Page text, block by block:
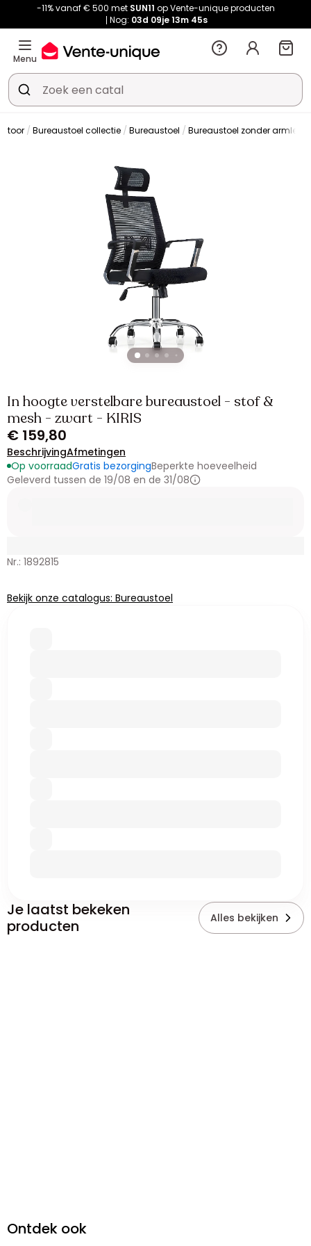
-11% vanaf € 500 met SUN11 op Vente-unique producten
Nog: 03d 09je13m 45s
Menu
Bureaustoel collectie Bureaustoel Bureaustoel zonder
In hoogte verstelbare bureaustoel - stof &
mesh - zwart - KIRIS
€ 159,80
BeschrijvingAfmetingen
Op voorraadGratis bezorgingBeperkte hoeveelheid
Geleverd tussen de 19/08 en de 31/08
Nr.: 1892815
Bekijk onze catalogus: Bureaustoel
Je laatst bekeken
producten
Alles bekijken
Ontdek ook